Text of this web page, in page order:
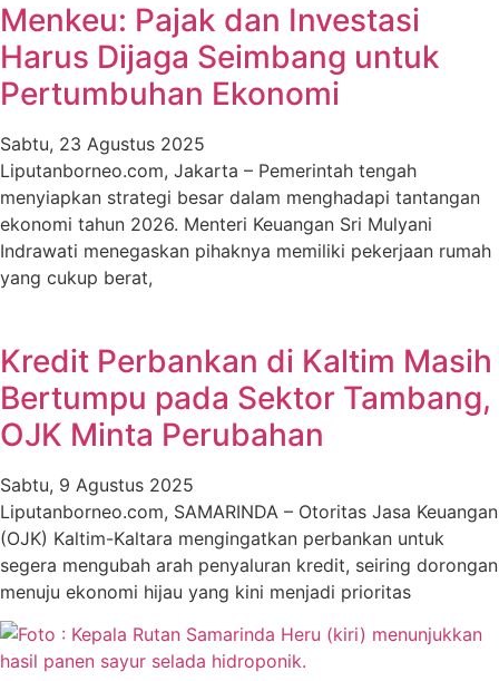
Menkeu: Pajak dan Investasi
Harus Dijaga Seimbang untuk
Pertumbuhan Ekonomi
Sabtu, 23 Agustus 2025
Liputanborneo.com, Jakarta – Pemerintah tengah
menyiapkan strategi besar dalam menghadapi tantangan
ekonomi tahun 2026. Menteri Keuangan Sri Mulyani
Indrawati menegaskan pihaknya memiliki pekerjaan rumah
yang cukup berat,
Kredit Perbankan di Kaltim Masih
Bertumpu pada Sektor Tambang,
OJK Minta Perubahan
Sabtu, 9 Agustus 2025
Liputanborneo.com, SAMARINDA – Otoritas Jasa Keuangan
(OJK) Kaltim-Kaltara mengingatkan perbankan untuk
segera mengubah arah penyaluran kredit, seiring dorongan
menuju ekonomi hijau yang kini menjadi prioritas